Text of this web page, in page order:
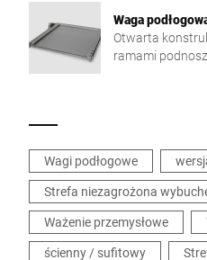
Waga
Otwarta
ramami
Wagi podłogowe
Strefa niezagrożona
Ważenie przemysłowe
ścienny / sufitowy